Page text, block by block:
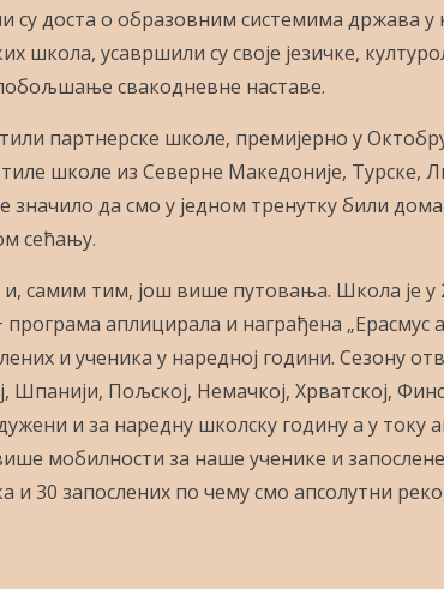
доста о образовним системима држава у
усавршили су своје језичке,
свакодневне наставе.
партнерске школе, премијерно у
школе из Северне Македоније, Турске,
да смо у једном тренутку били
сећању.
самим тим, још више путовања. Школа је у
аплицирала и награђена „Ерасмус
и ученика у наредној години. Сезону
Шпанији, Пољској, Немачкој, Хрватској,
и за наредну школску годину а у току
мобилности за наше ученике и
30 запослених по чему смо апсолутни